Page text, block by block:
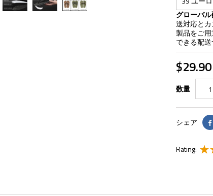
グローバ
送対応と
製品をご用
できる配
$29.90
数量
シェア
Rating: